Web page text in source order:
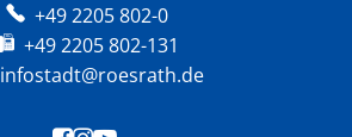
+49 2205 802-0
+49 2205 802-131
infostadt@roesrath.de